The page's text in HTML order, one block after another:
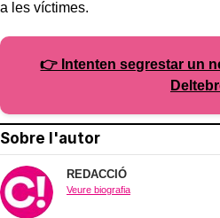
a les víctimes.
👉 Intenten segrestar un
Sobre l'autor
REDACCIÓ
Veure biografia